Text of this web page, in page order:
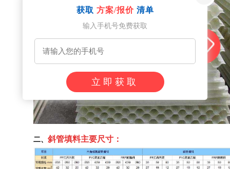
二、斜管填料主要尺寸：
获取 方案/报价 清单
输入手机号免费获取
立即获取